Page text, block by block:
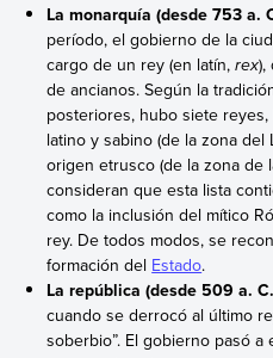
La monarquía (desde 753 a.
período, el gobierno de la
cargo de un rey (en latín,rex),
de ancianos. Según la
posteriores, hubo siete
latino y sabino (de la zona
origen etrusco (de la zona de
consideran que esta lista
como la inclusión del mítico
rey. De todos modos, se
formación del Estado.
La república (desde 509 a.
cuando se derrocó al último
soberbio”. El gobierno pasó a